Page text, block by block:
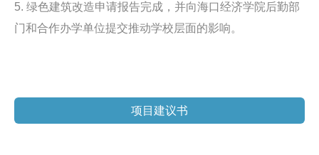
5. 绿色建筑改造申请报告完成，并向海口经济学院后勤部
门和合作办学单位提交推动学校层面的影响。
项目建议书